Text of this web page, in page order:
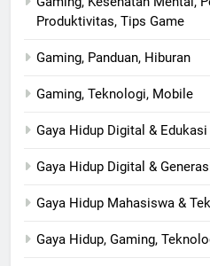
Produktivitas, Tips Game
Gaming, Panduan, Hiburan
Gaming, Teknologi, Mobile
Gaya Hidup Digital & Edukasi
Gaya Hidup Digital &
Gaya Hidup Mahasiswa &
Gaya Hidup, Gaming,